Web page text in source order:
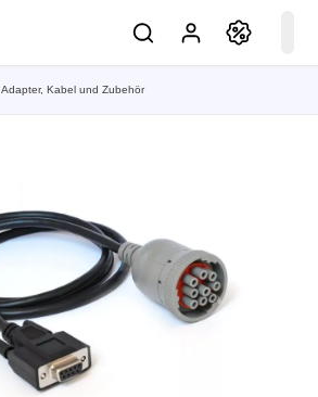
Adapter, Kabel und Zubehör